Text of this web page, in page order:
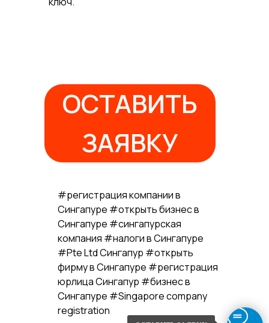
ОСТАВИТЬ
ЗАЯВКУ
#регистрация компании в
Сингапуре #открыть бизнес в
Сингапуре #сингапурская
компания #налоги в Сингапуре
#Pte Ltd Сингапур #открыть
фирму в Сингапуре #регистрация
юрлица Сингапур #бизнес в
Сингапуре #Singapore company
registration